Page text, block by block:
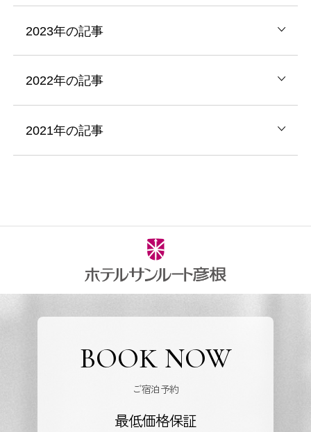
2023年の記事
2022年の記事
2021年の記事
BOOK NOW
ご宿泊予約
最低価格保証